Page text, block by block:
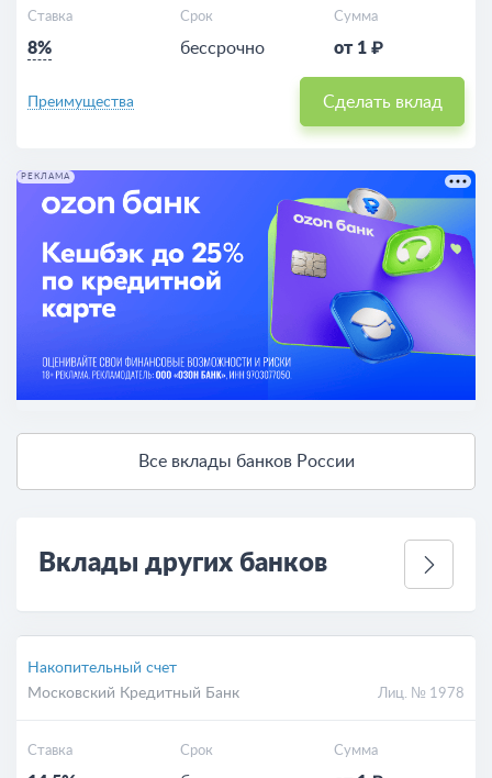
Ставка
8%
Срок
бессрочно
Сумма
от 1 ₽
Преимущества Сделать вклад
РЕКЛАМА
Все вклады банков России
Вклады других банков
Накопительный счет
Московский Кредитный Банк
Лиц. № 1978
Ставка Срок Сумма